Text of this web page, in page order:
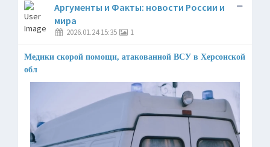
Аргументы и Факты: новости России и
мира
2026.01.24 15:35 1
Медики скорой помощи, атакованной ВСУ в Херсонской
обл